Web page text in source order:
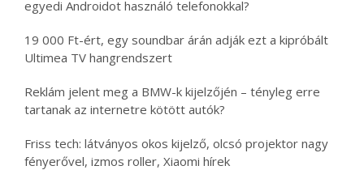
egyedi Androidot használó telefonokkal?
19 000 Ft-ért, egy soundbar árán adják ezt a kipróbált
Ultimea TV hangrendszert
Reklám jelent meg a BMW-k kijelzőjén – tényleg erre
tartanak az internetre kötött autók?
Friss tech: látványos okos kijelző, olcsó projektor nagy
fényerővel, izmos roller, Xiaomi hírek